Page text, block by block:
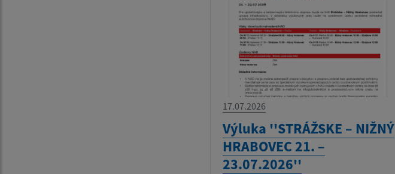
17.07.2026
Výluka ''STRÁŽSKE – NIŽNÝ
HRABOVEC 21. –
23.07.2026''